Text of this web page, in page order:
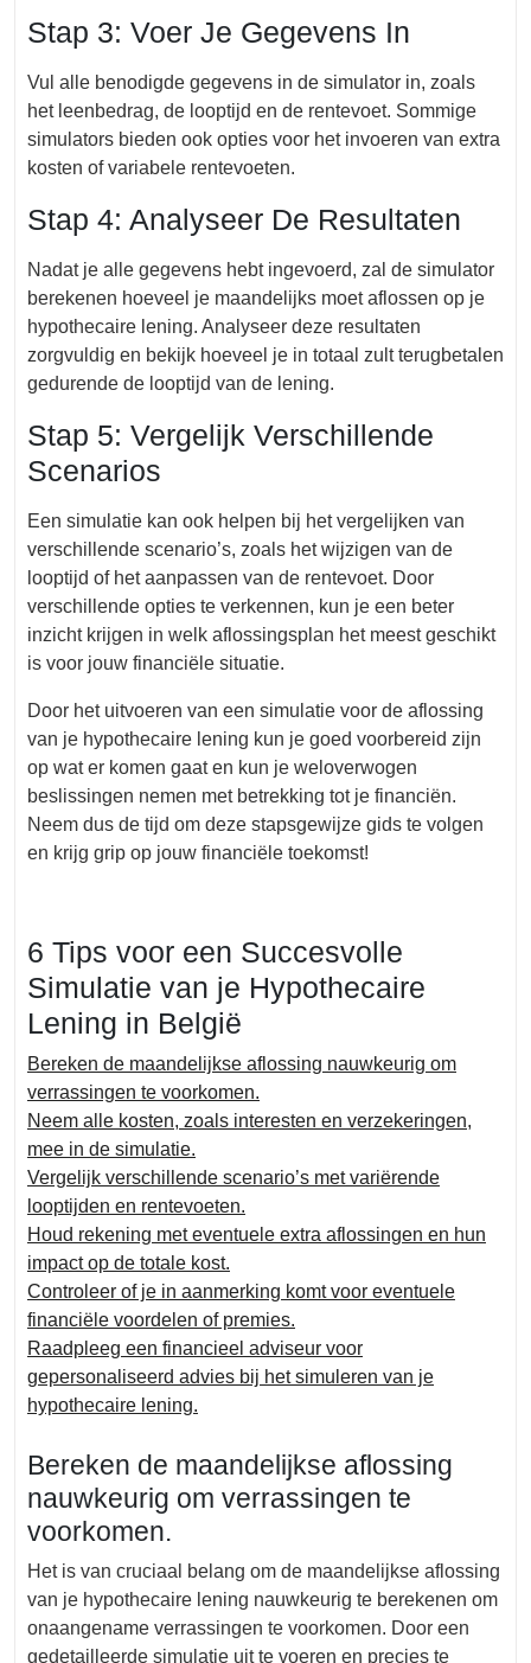
Stap 3: Voer Je Gegevens In
Vul alle benodigde gegevens in de simulator in, zoals
het leenbedrag, de looptijd en de rentevoet. Sommige
simulators bieden ook opties voor het invoeren van extra
kosten of variabele rentevoeten.
Stap 4: Analyseer De Resultaten
Nadat je alle gegevens hebt ingevoerd, zal de simulator
berekenen hoeveel je maandelijks moet aflossen op je
hypothecaire lening. Analyseer deze resultaten
zorgvuldig en bekijk hoeveel je in totaal zult terugbetalen
gedurende de looptijd van de lening.
Stap 5: Vergelijk Verschillende
Scenarios
Een simulatie kan ook helpen bij het vergelijken van
verschillende scenario’s, zoals het wijzigen van de
looptijd of het aanpassen van de rentevoet. Door
verschillende opties te verkennen, kun je een beter
inzicht krijgen in welk aflossingsplan het meest geschikt
is voor jouw financiële situatie.
Door het uitvoeren van een simulatie voor de aflossing
van je hypothecaire lening kun je goed voorbereid zijn
op wat er komen gaat en kun je weloverwogen
beslissingen nemen met betrekking tot je financiën.
Neem dus de tijd om deze stapsgewijze gids te volgen
en krijg grip op jouw financiële toekomst!
6 Tips voor een Succesvolle
Simulatie van je Hypothecaire
Lening in België
Bereken de maandelijkse aflossing nauwkeurig om
verrassingen te voorkomen.
Neem alle kosten, zoals interesten en verzekeringen,
mee in de simulatie.
Vergelijk verschillende scenario’s met variërende
looptijden en rentevoeten.
Houd rekening met eventuele extra aflossingen en hun
impact op de totale kost.
Controleer of je in aanmerking komt voor eventuele
financiële voordelen of premies.
Raadpleeg een financieel adviseur voor
gepersonaliseerd advies bij het simuleren van je
hypothecaire lening.
Bereken de maandelijkse aflossing
nauwkeurig om verrassingen te
voorkomen.
Het is van cruciaal belang om de maandelijkse aflossing
van je hypothecaire lening nauwkeurig te berekenen om
onaangename verrassingen te voorkomen. Door een
gedetailleerde simulatie uit te voeren en precies te